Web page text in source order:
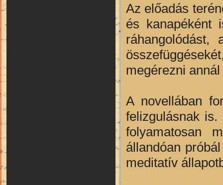
Az előadás
és kanapéként
ráhangolódást,
megérezni
A novellában
felizgulásnak
folyamatosan
állandóan
meditatív